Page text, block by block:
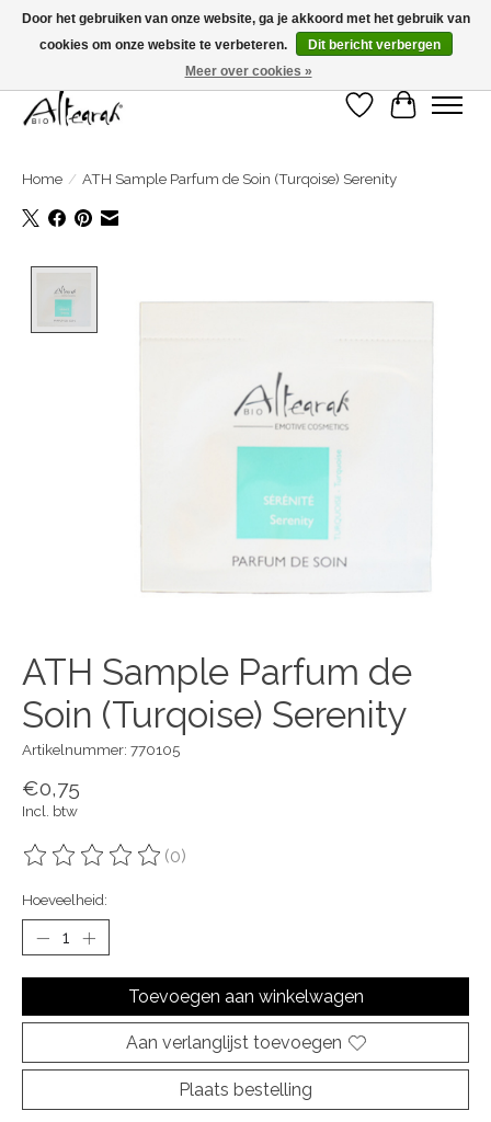
Zomersluiting >>> Bestel je in week 31-32-33, dan wordt je bestelling in week 34
Verlanglijst
Home / ATH Sample Parfum de Soin (Turqoise) Serenity
ATH Sample Parfum de
Soin (Turqoise) Serenity
Artikelnummer: 770105
€0,75
Incl. btw
De beoordeling van dit product is
(0)
Hoeveelheid:
Toevoegen aan winkelwagen
Aan verlanglijst toevoegen
Plaats bestelling
Door het gebruiken van onze website, ga je akkoord met het gebruik van
cookies om onze website te verbeteren.
Dit bericht verbergen
Meer over cookies »